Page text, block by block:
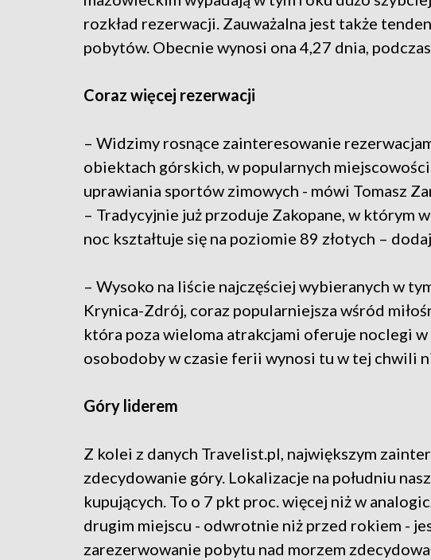
rozkład rezerwacji. Zauważalna jest także
pobytów. Obecnie wynosi ona 4,27 dnia,
Coraz więcej rezerwacji
– Widzimy rosnące zainteresowanie
obiektach górskich, w popularnych
uprawiania sportów zimowych - mówi Tomasz
– Tradycyjnie już przoduje Zakopane, w którym
noc kształtuje się na poziomie 89 złotych –
– Wysoko na liście najczęściej wybieranych w
Krynica-Zdrój, coraz popularniejsza wśród
która poza wieloma atrakcjami oferuje noclegi
osobodoby w czasie ferii wynosi tu w tej chwili
Góry liderem
Z kolei z danych Travelist.pl, największym
zdecydowanie góry. Lokalizacje na południu
kupujących. To o 7 pkt proc. więcej niż w
drugim miejscu - odwrotnie niż przed rokiem -
zarezerwowanie pobytu nad morzem